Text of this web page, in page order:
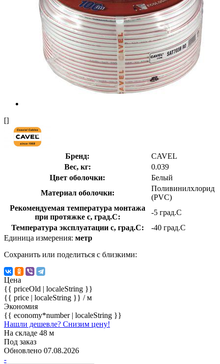
[]
Бренд:
CAVEL
Вес, кг:
0.039
Цвет оболочки:
Белый
Материал оболочки:
Поливинилхлорид
(PVC)
Рекомендуемая температура монтажа
при протяжке с, град.C:
-5 град.C
Температура эксплуатации с, град.C:
-40 град.C
Единица измерения: метр
Сохранить или поделиться с близкими:
Цена
{{ priceOld | localeString }}
{{ price | localeString }} / м
Экономия
{{ economy*number | localeString }}
Нашли дешевле? Снизим цену!
На складе 48 м
Под заказ
Обновлено 07.08.2026
-